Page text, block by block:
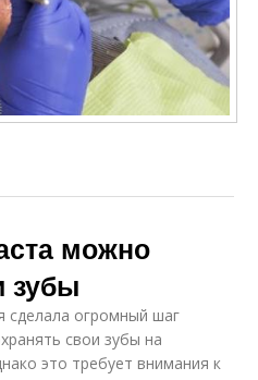
можно
зубы
сделала огромный шаг
свои зубы на
это требует внимания к